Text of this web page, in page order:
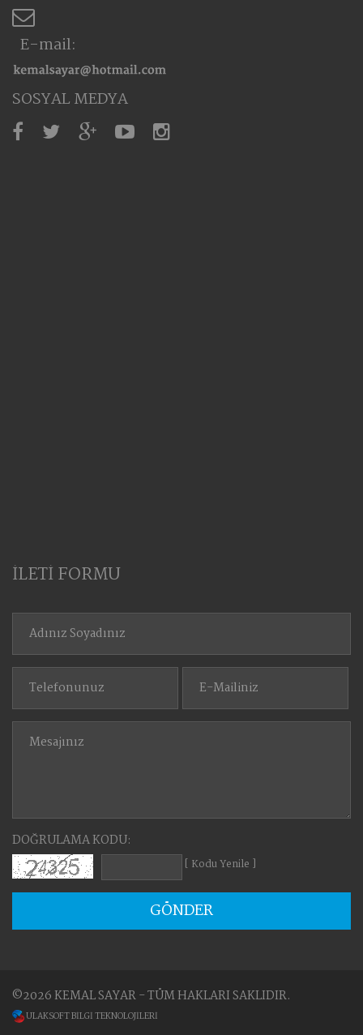
E-mail:
SOSYAL MEDYA
İLETİ FORMU
DOĞRULAMA KODU:
[ Kodu Yenile ]
GÖNDER
©2026 KEMAL SAYAR - TÜM HAKLARI SAKLIDIR.
ULAKSOFT BİLGİ TEKNOLOJİLERİ